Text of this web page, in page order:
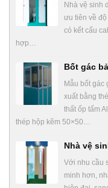
Nhà vệ sinh
ưu tiên về
có kết cấu
hợp…
Bốt gác
Mẫu bốt gác
xuất bằng
thất ốp tấm
thép hộp kẽm 50×50…
Nhà vệ
Với nhu cầu
minh hơn,